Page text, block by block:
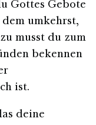
Gottes Gebote
umkehrst,
musst du zum
bekennen
ist.
deine